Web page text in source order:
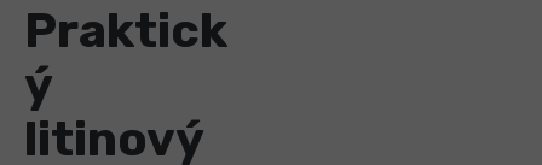
Praktick
ý
litinový